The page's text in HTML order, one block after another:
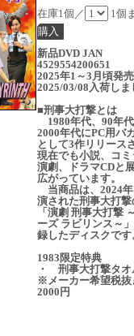
在庫1個／ 1個
新品DVD JAN
4529554200651
2025年1～3月頃
2025/03/08入荷しま
■刑事大打撃とは
1980年代、90年
2000年代にPC用バ
として3作リリース
現在でも小説、コミ
演劇、ドラマCDと
広がっています。
当商品は、2024
演された刑事大打撃
「演劇 刑事大打撃
ーズ ラビリンス～
録したディスクです
1983限定特典
・ 刑事大打撃タオ
※メーカー希望税抜
2000円